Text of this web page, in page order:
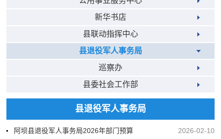
新华书店
县联动指挥中心
县退役军人事务局
巡察办
县委社会工作部
县退役军人事务局
阿坝县退役军人事务局2026年部门预算
2026-02-10